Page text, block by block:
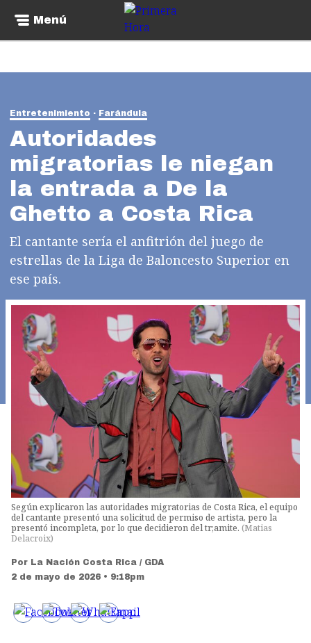
Menú
Entretenimiento Farándula
Autoridades
migratorias le niegan
la entrada a De la
Ghetto a Costa Rica
El cantante sería el anfitrión del juego de
estrellas de la Liga de Baloncesto Superior en
ese país.
Según explicaron las autoridades migratorias de Costa Rica, el equipo
del cantante presentó una solicitud de permiso de artista, pero la
presentó incompleta, por lo que decidieron del tr;amite. (Matias
Delacroix)
Por La Nación Costa Rica / GDA
2 de mayo de 2026 • 9:18pm